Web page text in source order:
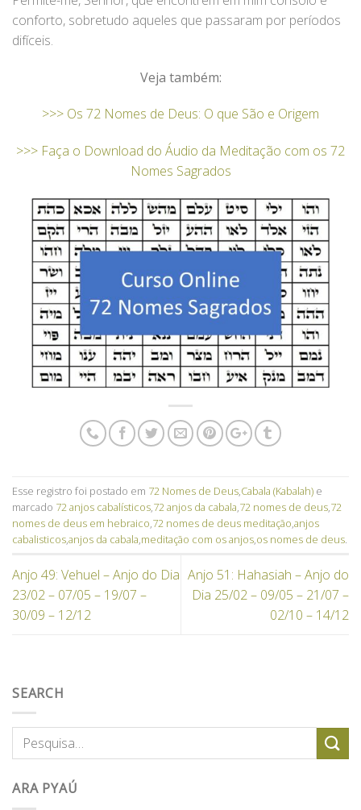
conforto, sobretudo aqueles que passaram por períodos
difíceis.
Veja também:
>>> Os 72 Nomes de Deus: O que São e Origem
>>> Faça o Download do Áudio da Meditação com os 72
Nomes Sagrados
Esse registro foi postado em 72 Nomes de Deus,Cabala (Kabalah) e
marcado 72 anjos cabalísticos,72 anjos da cabala,72 nomes de deus,72
nomes de deus em hebraico,72 nomes de deus meditação,anjos
cabalisticos,anjos da cabala,meditação com os anjos,os nomes de deus.
Anjo 49: Vehuel – Anjo do Dia
23/02 – 07/05 – 19/07 –
30/09 – 12/12
Anjo 51: Hahasiah – Anjo do
Dia 25/02 – 09/05 – 21/07 –
02/10 – 14/12
SEARCH
ARA PYAÚ